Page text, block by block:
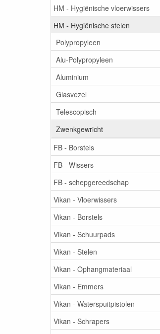
HM - Hygiënische vloerwissers
HM - Hygiënische stelen
Polypropyleen
Alu-Polypropyleen
Aluminium
Glasvezel
Telescopisch
Zwenkgewricht
FB - Borstels
FB - Wissers
FB - schepgereedschap
Vikan - Vloerwissers
Vikan - Borstels
Vikan - Schuurpads
Vikan - Stelen
Vikan - Ophangmateriaal
Vikan - Emmers
Vikan - Waterspuitpistolen
Vikan - Schrapers